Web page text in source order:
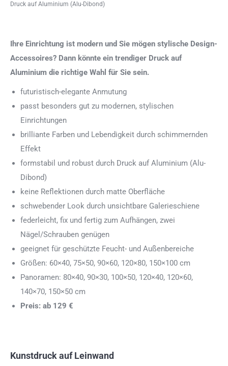
Druck auf Aluminium (Alu-Dibond)
Ihre Einrichtung ist modern und Sie mögen stylische Design-
Accessoires? Dann könnte ein trendiger Druck auf
Aluminium die richtige Wahl für Sie sein.
futuristisch-elegante Anmutung
passt besonders gut zu modernen, stylischen
Einrichtungen
brilliante Farben und Lebendigkeit durch schimmernden
Effekt
formstabil und robust durch Druck auf Aluminium (Alu-
Dibond)
keine Reflektionen durch matte Oberfläche
schwebender Look durch unsichtbare Galerieschiene
federleicht, fix und fertig zum Aufhängen, zwei
Nägel/Schrauben genügen
geeignet für geschützte Feucht- und Außenbereiche
Größen: 60×40, 75×50, 90×60, 120×80, 150×100 cm
Panoramen: 80×40, 90×30, 100×50, 120×40, 120×60,
140×70, 150×50 cm
Preis: ab 129 €
Kunstdruck auf Leinwand